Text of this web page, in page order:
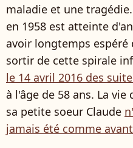
maladie et une
en 1958 est atteinte
avoir longtemps espéré
sortir de cette spirale
le 14 avril 2016 des
à l'âge de 58 ans. La
sa petite soeur Claude
jamais été comme avant